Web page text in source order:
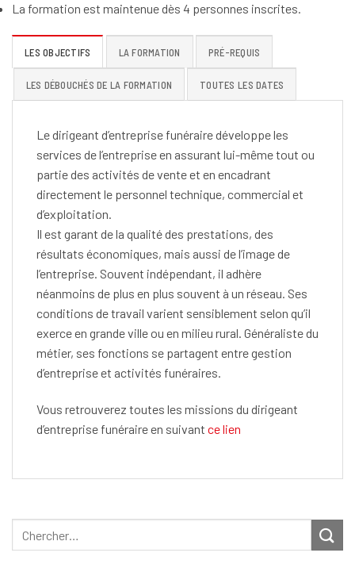
La formation est maintenue dès 4 personnes inscrites.
LES OBJECTIFS LA FORMATION PRÉ-REQUIS
LES DÉBOUCHÉS DE LA FORMATION TOUTES LES DATES
Le dirigeant d’entreprise funéraire développe les
services de l’entreprise en assurant lui-même tout ou
partie des activités de vente et en encadrant
directement le personnel technique, commercial et
d’exploitation.
Il est garant de la qualité des prestations, des
résultats économiques, mais aussi de l’image de
l’entreprise. Souvent indépendant, il adhère
néanmoins de plus en plus souvent à un réseau. Ses
conditions de travail varient sensiblement selon qu’il
exerce en grande ville ou en milieu rural. Généraliste du
métier, ses fonctions se partagent entre gestion
d’entreprise et activités funéraires.
Vous retrouverez toutes les missions du dirigeant
d’entreprise funéraire en suivant ce lien